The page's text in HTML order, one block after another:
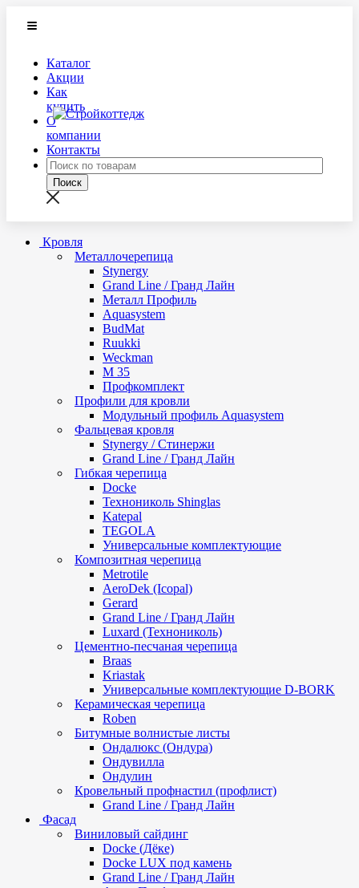
Каталог
Акции
Как
купить
О
компании
Контакты
Кровля
Металлочерепица
Stynergy
Grand Line / Гранд Лайн
Металл Профиль
Aquasystem
BudMat
Ruukki
Weckman
М 35
Профкомплект
Профили для кровли
Модульный профиль Aquasystem
Фальцевая кровля
Stynergy / Стинержи
Grand Line / Гранд Лайн
Гибкая черепица
Docke
Технониколь Shinglas
Katepal
TEGOLA
Универсальные комплектующие
Композитная черепица
Metrotile
AeroDek (Icopal)
Gerard
Grand Line / Гранд Лайн
Luxard (Технониколь)
Цементно-песчаная черепица
Braas
Kriastak
Универсальные комплектующие D-BORK
Керамическая черепица
Roben
Битумные волнистые листы
Ондалюкс (Ондура)
Ондувилла
Ондулин
Кровельный профнастил (профлист)
Grand Line / Гранд Лайн
Фасад
Виниловый сайдинг
Docke (Дёке)
Docke LUX под камень
Grand Line / Гранд Лайн